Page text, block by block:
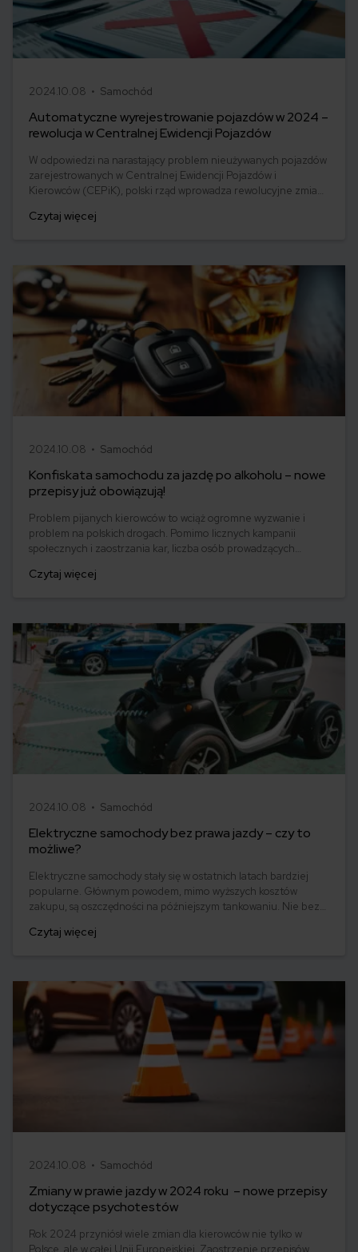
2024.10.08 • Samochód
Automatyczne wyrejestrowanie pojazdów w 2024 –
rewolucja w Centralnej Ewidencji Pojazdów
W odpowiedzi na narastający problem nieużywanych pojazdów
zarejestrowanych w Centralnej Ewidencji Pojazdów i
Kierowców (CEPiK), polski rząd wprowadza rewolucyjne zmiany
modyfikacją jest automatyczne wyrejestrowanie setek tysięcy
Czytaj więcej
2024.10.08 • Samochód
Konfiskata samochodu za jazdę po alkoholu – nowe
przepisy już obowiązują!
Problem pijanych kierowców to wciąż ogromne wyzwanie i
problem na polskich drogach. Pomimo licznych kampanii
społecznych i zaostrzania kar, liczba osób prowadzących
W 2023 roku odnotowano aż 90 tys. takich przypadków, a w
Czytaj więcej
2024.10.08 • Samochód
Elektryczne samochody bez prawa jazdy – czy to
możliwe?
Elektryczne samochody stały się w ostatnich latach bardziej
popularne. Głównym powodem, mimo wyższych kosztów
zakupu, są oszczędności na późniejszym tankowaniu. Nie bez
właścicieli aut z napędem proekologicznym. Czy można jednak
Internautów.
Czytaj więcej
2024.10.08 • Samochód
Zmiany w prawie jazdy w 2024 roku – nowe przepisy
dotyczące psychotestów
Rok 2024 przyniósł wiele zmian dla kierowców nie tylko w
Polsce, ale w całej Unii Europejskiej. Zaostrzenie przepisów